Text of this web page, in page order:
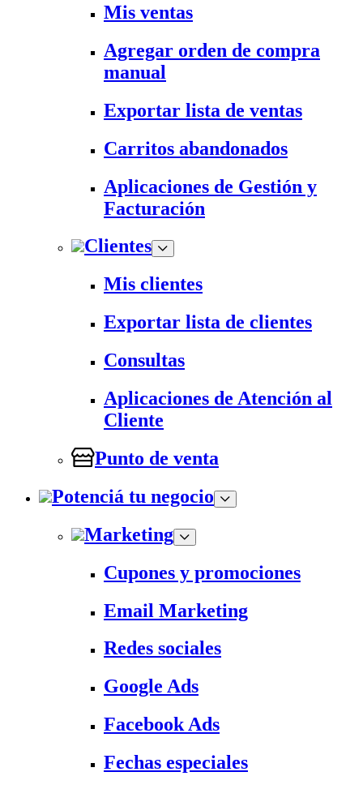
Mis ventas
Agregar orden de compra
manual
Exportar lista de ventas
Carritos abandonados
Aplicaciones de Gestión y
Facturación
Clientes
Mis clientes
Exportar lista de clientes
Consultas
Aplicaciones de Atención al
Cliente
Punto de venta
Potenciá tu negocio
Marketing
Cupones y promociones
Email Marketing
Redes sociales
Google Ads
Facebook Ads
Fechas especiales